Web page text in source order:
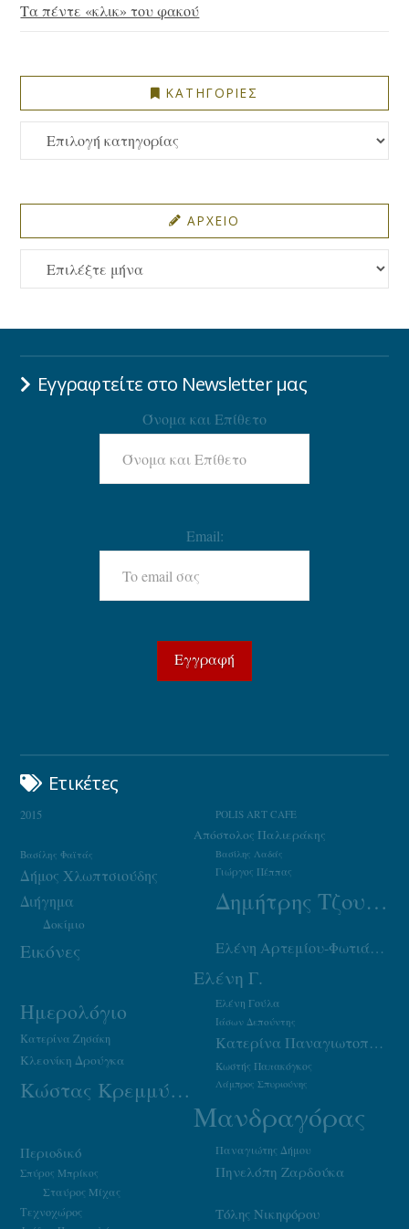
Τα πέντε «κλικ» του φακού
ΚΑΤΗΓΟΡΙΕΣ
ΚΑΤΗΓΟΡΙΕΣ
ΑΡΧΕΙΟ
ΑΡΧΕΙΟ
Εγγραφτείτε στο Newsletter μας
Όνομα και Επίθετο
Email:
Ετικέτες
2015 POLIS ART CAFE
Απόστολος Παλιεράκης
Βασίλης Λαδάς
Βασίλης Φαϊτάς
Γιώργος Πέππας
Δήμος Χλωπτσιούδης
Δημήτρης Τζουμάκας
Διήγημα
Δοκίμιο
Εικόνες Ελένη Αρτεμίου-Φωτιάδου
Ελένη Γ.
Ελένη Γούλα
Ημερολόγιο Ιάσων Δεπούντης
Κατερίνα Ζησάκη Κατερίνα Παναγιωτοπούλου
Κλεονίκη Δρούγκα Κωστής Παπακόγκος
Κώστας Κρεμμύδας Λάμπρος Σπυριούνης
Μανδραγόρας
Παναγιώτης Δήμου
Περιοδικό
Πηνελόπη Ζαρδούκα
Σπύρος Μπρίκος
Σταύρος Μίχας
Τεχνοχώρος
Τόλης Νικηφόρου